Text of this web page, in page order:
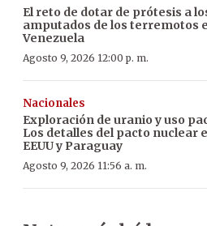
El reto de dotar de prótesis a
amputados de los terremotos
Venezuela
Agosto 9, 2026 12:00 p. m.
Nacionales
Exploración de uranio y uso
Los detalles del pacto nuclear
EEUU y Paraguay
Agosto 9, 2026 11:56 a. m.